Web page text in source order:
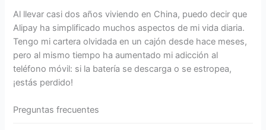
Al llevar casi dos años viviendo en China, puedo decir que
Alipay ha simplificado muchos aspectos de mi vida diaria.
Tengo mi cartera olvidada en un cajón desde hace meses,
pero al mismo tiempo ha aumentado mi adicción al
teléfono móvil: si la batería se descarga o se estropea,
¡estás perdido!
Preguntas frecuentes